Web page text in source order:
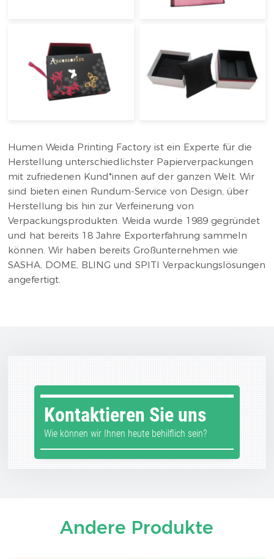
Humen Weida Printing Factory ist ein Experte für die
Herstellung unterschiedlichster Papierverpackungen
mit zufriedenen Kund*innen auf der ganzen Welt. Wir
sind bieten einen Rundum-Service von Design, über
Herstellung bis hin zur Verfeinerung von
Verpackungsprodukten. Weida wurde 1989 gegründet
und hat bereits 18 Jahre Exporterfahrung sammeln
können. Wir haben bereits Großunternehmen wie
SASHA, DOME, BLING und SPITI Verpackungslösungen
angefertigt.
Kontaktieren Sie uns
Wie können wir Ihnen heute behilflich sein?
Andere Produkte